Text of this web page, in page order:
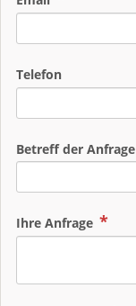
Telefon
Betreff der Anfrage
Ihre Anfrage